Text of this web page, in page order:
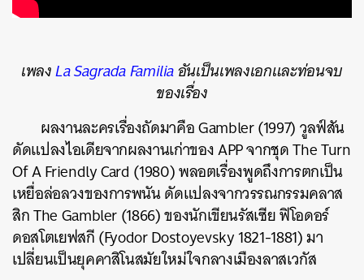
เพลงLaSagrada Familiaอันเป็นเพลงเอกและท่อนจบ
ของเรื่อง
ผลงานละครเรื่องถัดมาคือ Gambler (1997) วูลฟ์สัน
ดัดแปลงไอเดียจากผลงานเก่าของ APP จากชุด The Turn
Of A Friendly Card (1980) พลอตเรื่องพูดถึงการตกเป็น
เหยื่อล่อลวงของการพนัน ดัดแปลงจากวรรณกรรมคลาส
สิก The Gambler (1866) ของนักเขียนรัสเซีย ฟิโอดอร์
ดอสโตเยฟสกี (Fyodor Dostoyevsky 1821-1881) มา
เปลี่ยนเป็นยุคคาสิโนสมัยใหม่ใจกลางเมืองลาสเวกัส